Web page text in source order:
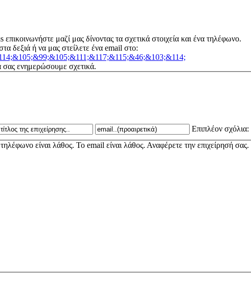
μαζί μας δίνοντας τα σχετικά στοιχεία και ένα τηλέφωνο.
δεξιά ή να μας στείλετε ένα email στο:
ενημερώσουμε σχετικά.
Επιπλέον σχόλια:
είναι λάθος. Το email είναι λάθος. Αναφέρετε την επιχείρησή σας.